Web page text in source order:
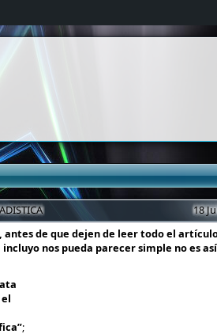
18
de que dejen de leer todo el
nos pueda parecer simple no es así
;